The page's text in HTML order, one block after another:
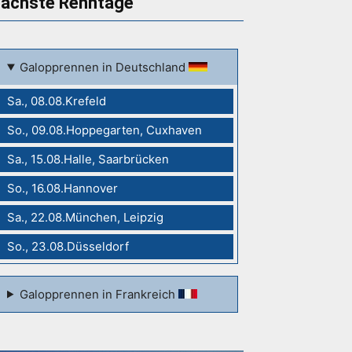
Galopprennen in Deutschland
Sa., 08.08.Krefeld
So., 09.08.Hoppegarten, Cuxhaven
Sa., 15.08.Halle, Saarbrücken
So., 16.08.Hannover
Sa., 22.08.München, Leipzig
So., 23.08.Düsseldorf
Galopprennen in Frankreich